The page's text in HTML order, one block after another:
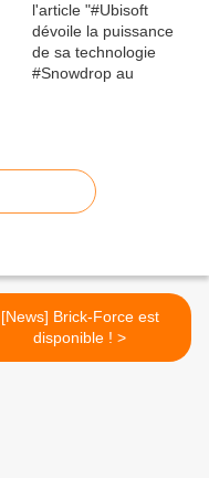
[News] Brick-Force est
disponible !‏ >